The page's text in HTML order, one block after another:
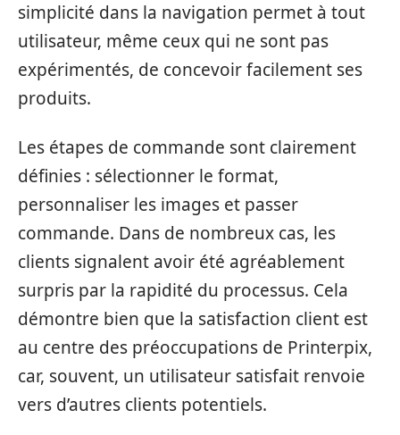
simplicité dans la navigation permet à tout
utilisateur, même ceux qui ne sont pas
expérimentés, de concevoir facilement ses
produits.
Les étapes de commande sont clairement
définies : sélectionner le format,
personnaliser les images et passer
commande. Dans de nombreux cas, les
clients signalent avoir été agréablement
surpris par la rapidité du processus. Cela
démontre bien que la satisfaction client est
au centre des préoccupations de Printerpix,
car, souvent, un utilisateur satisfait renvoie
vers d’autres clients potentiels.